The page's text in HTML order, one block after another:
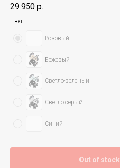
29 950 р.
Цвет:
Розовый
Бежевый
Светло-зеленый
Светло-серый
Синий
Out of stock